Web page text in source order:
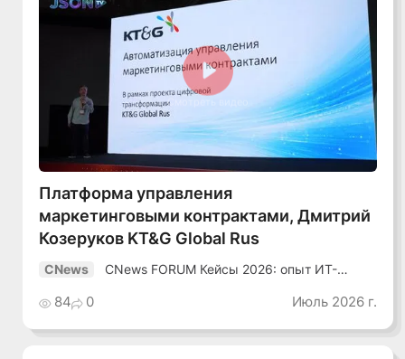
Смотреть видео
Платформа управления
маркетинговыми контрактами, Дмитрий
Козеруков KT&G Global Rus
CNews
CNews FORUM Кейсы 2026: опыт ИТ-
84 0 Июль 2026 г.